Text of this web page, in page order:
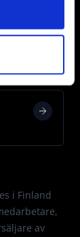
i Finland
av